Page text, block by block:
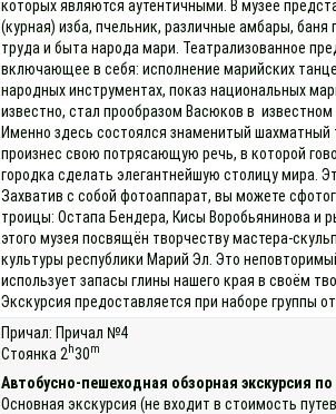
которых являются аутентичными. В музее
(курная) изба, пчельник, различные амбары,
труда и быта народа мари. Театрализованное
включающее в себя: исполнение марийских
народных инструментах, показ национальных
известно, стал прообразом Васюков в
Именно здесь состоялся знаменитый
произнес свою потрясающую речь, в которой
городка сделать элегантнейшую столицу мира.
Захватив с собой фотоаппарат, вы можете
троицы: Остапа Бендера, Кисы Воробьянинова и
этого музея посвящён творчеству мастера-
культуры республики Марий Эл. Это
использует запасы глины нашего края в своём
Экскурсия предоставляется при наборе группы
Причал: Причал №4
Стоянка 2 h30m
Автобусно-пешеходная обзорная экскурсия
Основная экскурсия (не входит в стоимость